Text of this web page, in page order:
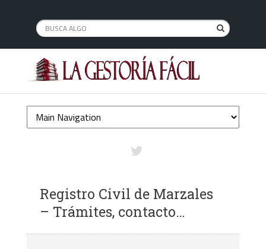
Registro Civil de Marzales
– Trámites, contacto…